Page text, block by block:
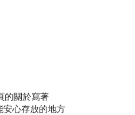
的關於寫著
安心存放的地方